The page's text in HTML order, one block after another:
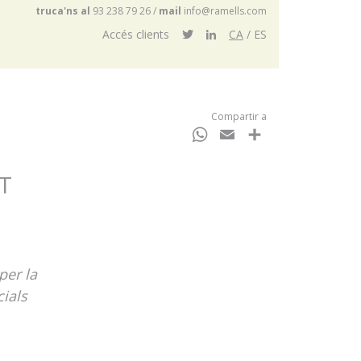
Accés clients CA ES
truca'ns al 93 238 79 26/ mail info@ramells.com
la
Compartir a
WhatsApp
Email